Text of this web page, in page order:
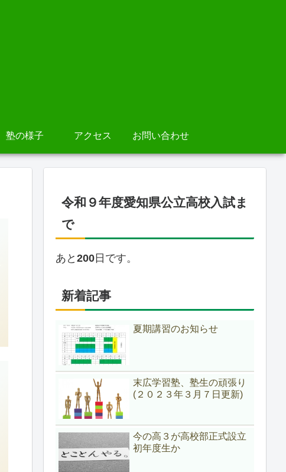
塾の様子 アクセス お問い合わせ
令和９年度愛知県公立高校入試ま
で
あと 200 日です。
新着記事
夏期講習のお知らせ
末広学習塾、塾生の頑張り
(２０２３年３月７日更新)
今の高３が高校部正式設立
初年度生か